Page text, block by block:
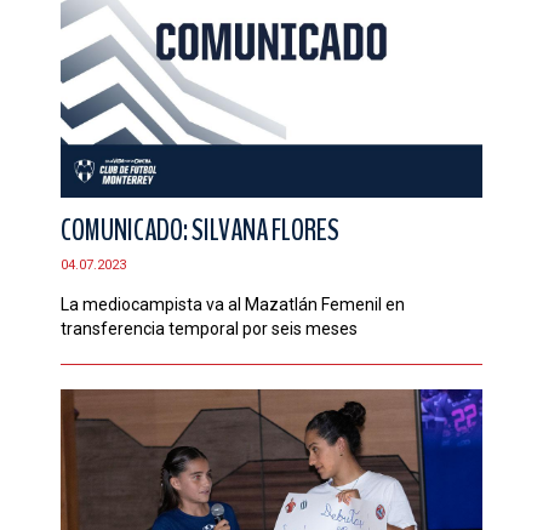
COMUNICADO: SILVANA FLORES
04.07.2023
La mediocampista va al Mazatlán Femenil en
transferencia temporal por seis meses